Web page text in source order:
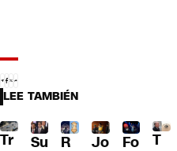
LEE TAMBIÉN
Tr
Su
R
Jo
Fo
T